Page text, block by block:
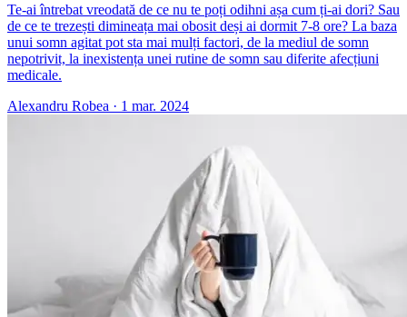
Te-ai întrebat vreodată de ce nu te poți odihni așa cum ți-ai dori? Sau
de ce te trezești dimineața mai obosit deși ai dormit 7-8 ore? La baza
unui somn agitat pot sta mai mulți factori, de la mediul de somn
nepotrivit, la inexistența unei rutine de somn sau diferite afecțiuni
medicale.
Alexandru Robea · 1 mar. 2024